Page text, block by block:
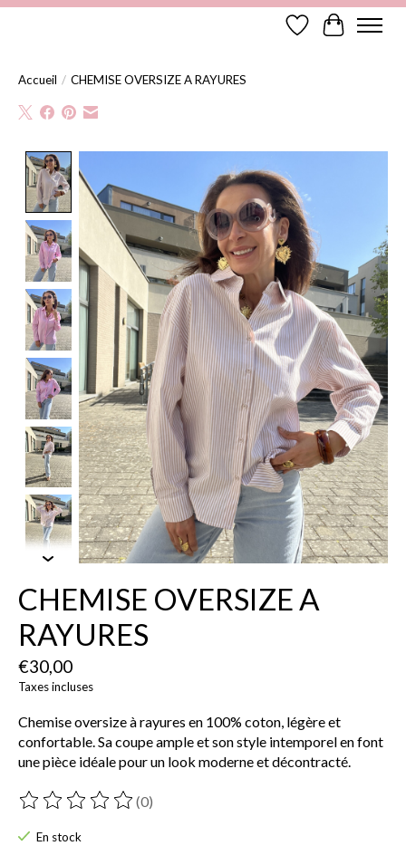
Liste de souhaits
Panier
Accueil / CHEMISE OVERSIZE A RAYURES
CHEMISE OVERSIZE A
RAYURES
€30,00
Taxes incluses
Chemise oversize à rayures en 100% coton, légère et
confortable. Sa coupe ample et son style intemporel en font
une pièce idéale pour un look moderne et décontracté.
Ce produit est évalué à
(0)
En stock